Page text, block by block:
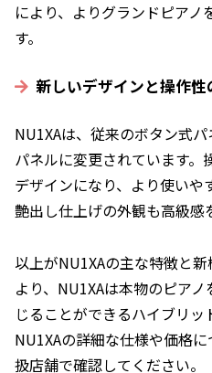
により、よりグランドピアノ
す。
新しいデザインと操作性
NU1XAは、従来のボタン式
パネルに変更されています。
デザインになり、より使い
艶出し仕上げの外観も高級感
以上がNU1XAの主な特徴と
より、NU1XAは本物のピア
じることができるハイブリッ
NU1XAの詳細な仕様や価格
扱店舗で確認してください。